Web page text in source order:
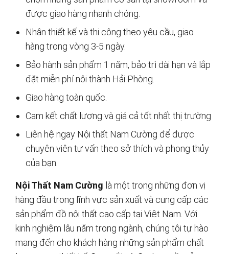
được giao hàng nhanh chóng.
Nhận thiết kế và thi công theo yêu cầu, giao
hàng trong vòng 3-5 ngày.
Bảo hành sản phẩm 1 năm, bảo trì dài hạn và lắp
đặt miễn phí nội thành Hải Phòng.
Giao hàng toàn quốc.
Cam kết chất lượng và giá cả tốt nhất thị trường
Liên hệ ngay Nội thất Nam Cường để được
chuyên viên tư vấn theo sở thích và phong thủy
của bạn.
Nội Thất Nam Cường là một trong những đơn vị
hàng đầu trong lĩnh vực sản xuất và cung cấp các
sản phẩm đồ nội thất cao cấp tại Việt Nam. Với
kinh nghiệm lâu năm trong ngành, chúng tôi tự hào
mang đến cho khách hàng những sản phẩm chất